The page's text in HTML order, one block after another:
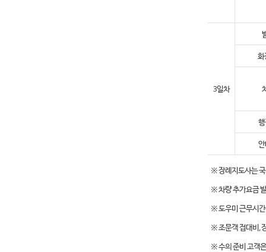
3일차
화
※ 장례지도사는
※ 차량 추가요금
※ 도우미 근무시
※ 조문객 접대비,
※ 수의 준비 고객